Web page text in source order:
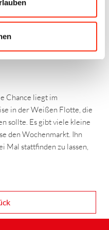
Chance liegt im
in der Weißen Flotte, die
sollte. Es gibt viele kleine
den Wochenmarkt. Ihn
Mal stattfinden zu lassen,